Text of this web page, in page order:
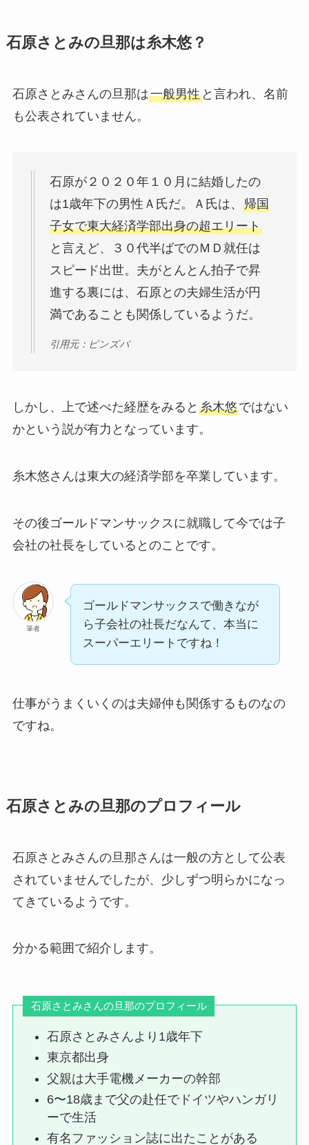
石原さとみの旦那は糸木悠？
石原さとみさんの旦那は一般男性と言われ、名前
も公表されていません。
石原が２０２０年１０月に結婚したの
は1歳年下の男性Ａ氏だ。Ａ氏は、 帰国
子女で東大経済学部出身の超エリート
と言えど、３０代半ばでのＭＤ就任は
スピード出世。夫がとんとん拍子で昇
進する裏には、石原との夫婦生活が円
満であることも関係しているようだ。
引用元：ピンズバ
しかし、上で述べた経歴をみると 糸木悠ではない
かという説が有力となっています。
糸木悠さんは東大の経済学部を卒業しています。
その後ゴールドマンサックスに就職して今では子
会社の社長をしているとのことです。
筆者
ゴールドマンサックスで働きなが
ら子会社の社長だなんて、本当に
スーパーエリートですね！
仕事がうまくいくのは夫婦仲も関係するものなの
ですね。
石原さとみの旦那のプロフィール
石原さとみさんの旦那さんは一般の方として公表
されていませんでしたが、少しずつ明らかになっ
てきているようです。
分かる範囲で紹介します。
石原さとみさんの旦那のプロフィール
石原さとみさんより1歳年下
東京都出身
父親は大手電機メーカーの幹部
6〜18歳まで父の赴任でドイツやハンガリ
ーで生活
有名ファッション誌に出たことがある